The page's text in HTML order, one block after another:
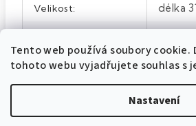
Tento web používá soubory cookie.
tohoto webu vyjadřujete souhlas s
Nastavení
Velikost: délka
Barva:
Bílá/
Položka byla vyprodána…